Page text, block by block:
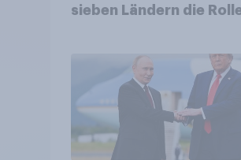
sieben Ländern die
Bedrohungen und
bewerten